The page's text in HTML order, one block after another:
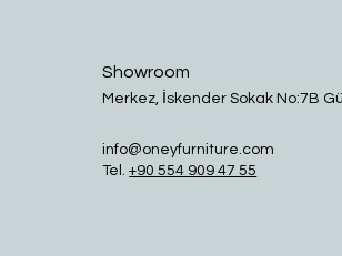
Showroom
Merkez, İskender Sokak No:7B
info@oneyfurniture.com
Tel.+90 554 909 47 55